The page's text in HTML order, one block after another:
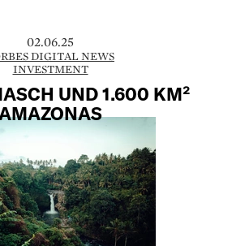
02.06.25
DIGITAL NEWS
INVESTMENT
UND 1.600 KM²